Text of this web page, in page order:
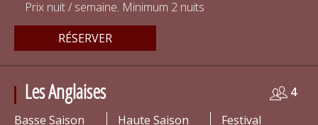
Prix nuit / semaine. Minimum 2 nuits
RÉSERVER
Les Anglaises
4
Basse Saison
Haute Saison
Festival